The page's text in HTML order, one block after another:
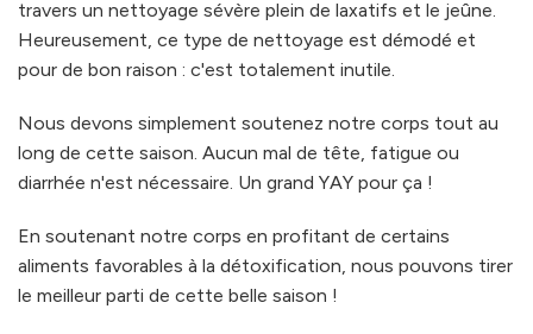
travers un nettoyage sévère plein de laxatifs et le jeûne.
Heureusement, ce type de nettoyage est démodé et
pour de bon raison : c'est totalement inutile.
Nous devons simplement soutenez notre corps tout au
long de cette saison. Aucun mal de tête, fatigue ou
diarrhée n'est nécessaire. Un grand YAY pour ça !
En soutenant notre corps en profitant de certains
aliments favorables à la détoxification, nous pouvons tirer
le meilleur parti de cette belle saison !